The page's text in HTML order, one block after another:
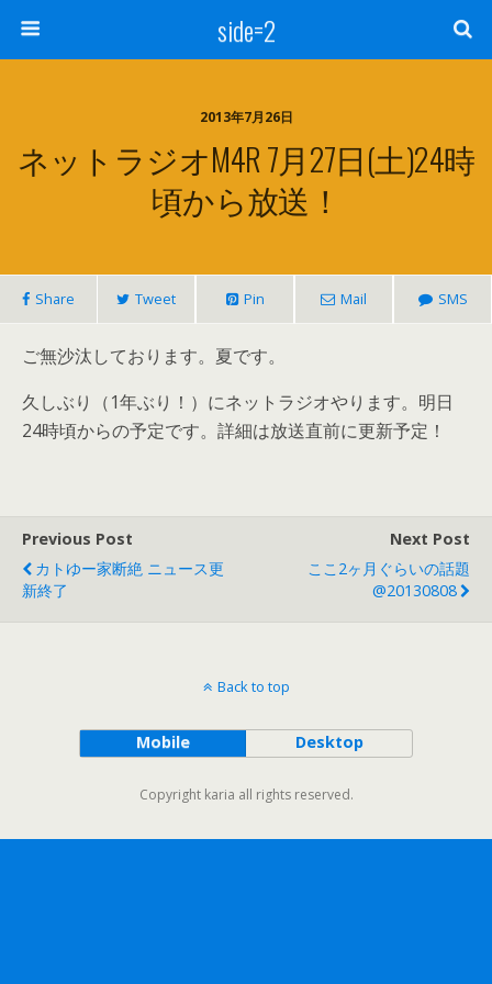
side=2
2013年7月26日
ネットラジオM4R 7月27日(土)24時
頃から放送！
Share Tweet Pin Mail SMS
ご無沙汰しております。夏です。
久しぶり（1年ぶり！）にネットラジオやります。明日
24時頃からの予定です。詳細は放送直前に更新予定！
Previous Post
カトゆー家断絶 ニュース更
新終了
Next Post
ここ2ヶ月ぐらいの話題
@20130808
Back to top
Mobile Desktop
Copyright karia all rights reserved.